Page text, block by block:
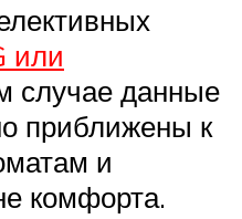
или
случае данные
приближены к
и
комфорта.